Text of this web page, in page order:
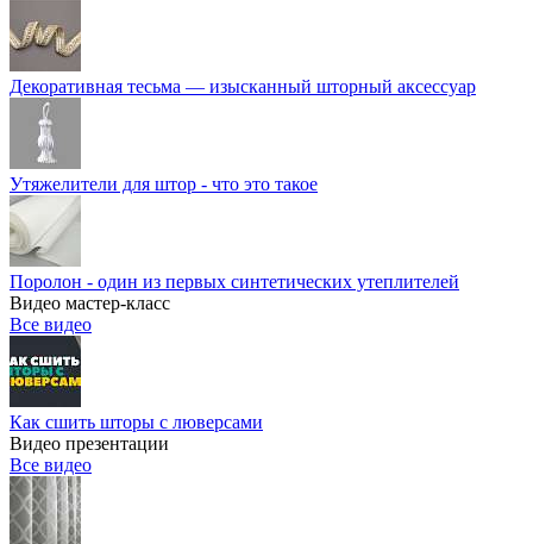
Декоративная тесьма — изысканный шторный аксессуар
Утяжелители для штор - что это такое
Поролон - один из первых синтетических утеплителей
Видео мастер-класс
Все видео
Как сшить шторы с люверсами
Видео презентации
Все видео